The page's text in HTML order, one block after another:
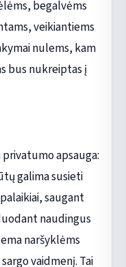
begalvėms
veikiantiems
nulems, kam
bus nukreiptas į
apsauga:
galima susieti
saugant
naudingus
naršyklėms
vaidmenį. Tai